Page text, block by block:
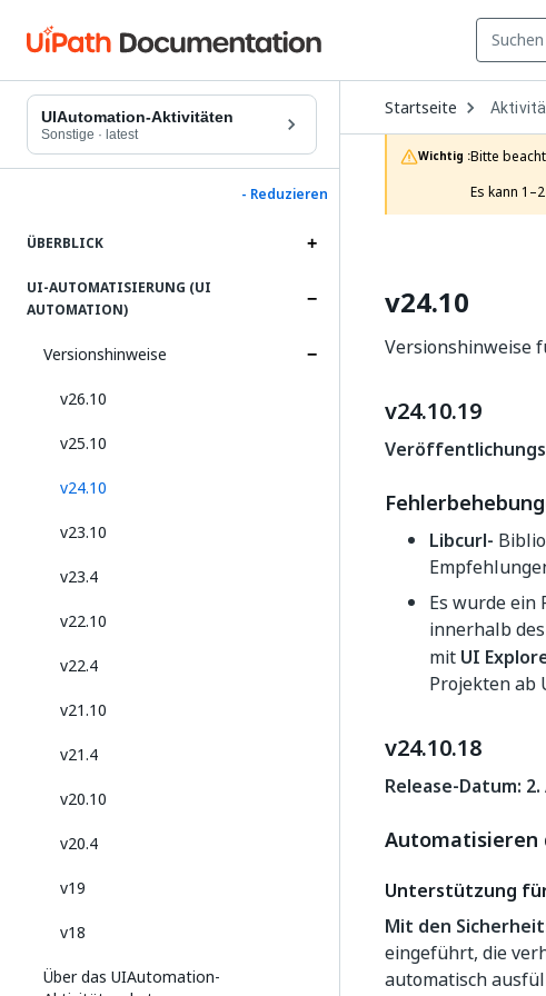
UIAutomation-Aktivitäten
Sonstige · latest
- Reduzieren
ÜBERBLICK
UI-AUTOMATISIERUNG (UI
AUTOMATION)
Versionshinweise
v26.10
v25.10
v24.10
v23.10
v23.4
v22.10
v22.4
v21.10
v21.4
v20.10
v20.4
v19
v18
Über das UIAutomation-
Startseite Open
to
choose
product
Wichtig :Bitte
Es kann
v24.10
Versionshinweise
v24.10.19
Libcurl-
Es wurde ein
innerhalb des
mit UI
Projekten ab
v24.10.18
Release-Datum:
Automatisieren
Unterstützung
Mit den
eingeführt, die
automatisch